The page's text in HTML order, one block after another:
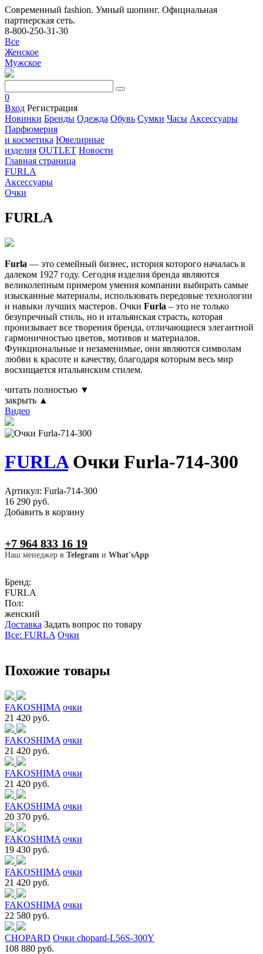
Современный fashion. Умный шопинг. Официальная
партнерская сеть.
8-800-250-31-30
Все
Женское
Мужское
0
Вход Регистрация
Новинки Бренды Одежда Обувь Сумки Часы Аксессуары
Парфюмерия
и косметика Ювелирные
изделия OUTLET Новости
Главная страница
FURLA
Аксессуары
Очки
FURLA
Furla — это семейный бизнес, история которого началась в
далеком 1927 году. Сегодня изделия бренда являются
великолепным примером умения компании выбирать самые
изысканные материалы, использовать передовые технологии
и навыки лучших мастеров. Очки Furla – это не только
безупречный стиль, но и итальянская страсть, которая
пронизывает все творения бренда, отличающиеся элегантной
гармоничностью цветов, мотивов и материалов.
Функциональные и незаменимые, они являются символам
любви к красоте и качеству, благодаря которым весь мир
восхищается итальянским стилем.
читать полностью ▼
закрыть ▲
Видео
FURLAОчки Furla-714-300
Артикул: Furla-714-300
16 290 руб.
Добавить в корзину
+7 964 833 16 19
Наш менеджер в Telegram и What'sApp
Бренд:
FURLA
Пол:
женский
Доставка Задать вопрос по товару
Все: FURLA Очки
Похожие товары
FAKOSHIMA очки
21 420 руб.
FAKOSHIMA очки
21 420 руб.
FAKOSHIMA очки
21 420 руб.
FAKOSHIMA очки
20 370 руб.
FAKOSHIMA очки
19 430 руб.
FAKOSHIMA очки
21 420 руб.
FAKOSHIMA очки
22 580 руб.
CHOPARD Очки chopard-L56S-300Y
108 880 руб.